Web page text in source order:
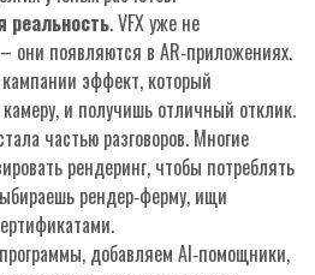
реальность. VFX уже не
они появляются в AR‑приложениях.
эффект, который
и получишь отличный отклик.
частью разговоров. Многие
рендеринг, чтобы потреблять
рендер‑ферму, ищи
добавляем AI‑помощники,